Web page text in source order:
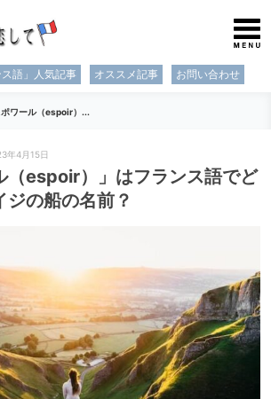
ス語」人気記事 オススメ記事 お問い合わせ
ポワール（espoir）...
年4月15日
（espoir）」はフランス語でど
ジの船の名前？